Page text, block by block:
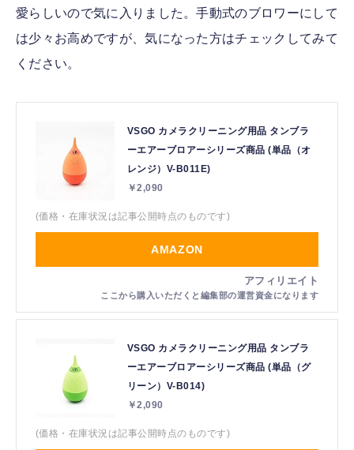
愛らしいので気に入りました。手動式のブロワーにして
は少々お高めですが、気になった方はチェックしてみて
ください。
VSGO カメラクリーニング用品 タンブラ
ーエアーブロアーシリーズ商品 (単品（オ
レンジ）V-B011E)
￥2,090
(価格・在庫状況は記事公開時点のものです)
AMAZON
VSGO カメラクリーニング用品 タンブラ
ーエアーブロアーシリーズ商品 (単品（グ
リーン）V-B014)
￥2,090
(価格・在庫状況は記事公開時点のものです)